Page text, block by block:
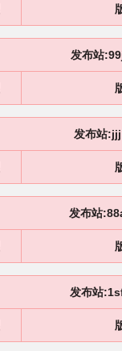
发布站
发布站:jjj
发布站
发布站